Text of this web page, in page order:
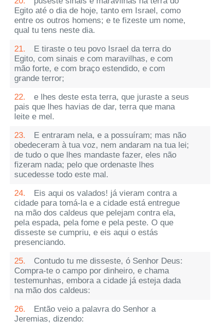
Egito até o dia de hoje, tanto em Israel, como
entre os outros homens; e te fizeste um nome,
qual tu tens neste dia.
21.
E tiraste o teu povo Israel da terra do
Egito, com sinais e com maravilhas, e com
mão forte, e com braço estendido, e com
grande terror;
22.
e lhes deste esta terra, que juraste a seus
pais que lhes havias de dar, terra que mana
leite e mel.
23.
E entraram nela, e a possuíram; mas não
obedeceram à tua voz, nem andaram na tua lei;
de tudo o que lhes mandaste fazer, eles não
fizeram nada; pelo que ordenaste lhes
sucedesse todo este mal.
24.
Eis aqui os valados! já vieram contra a
cidade para tomá-la e a cidade está entregue
na mão dos caldeus que pelejam contra ela,
pela espada, pela fome e pela peste. O que
disseste se cumpriu, e eis aqui o estás
presenciando.
25.
Contudo tu me disseste, ó Senhor Deus:
Compra-te o campo por dinheiro, e chama
testemunhas, embora a cidade já esteja dada
na mão dos caldeus:
26.
Então veio a palavra do Senhor a
Jeremias, dizendo: